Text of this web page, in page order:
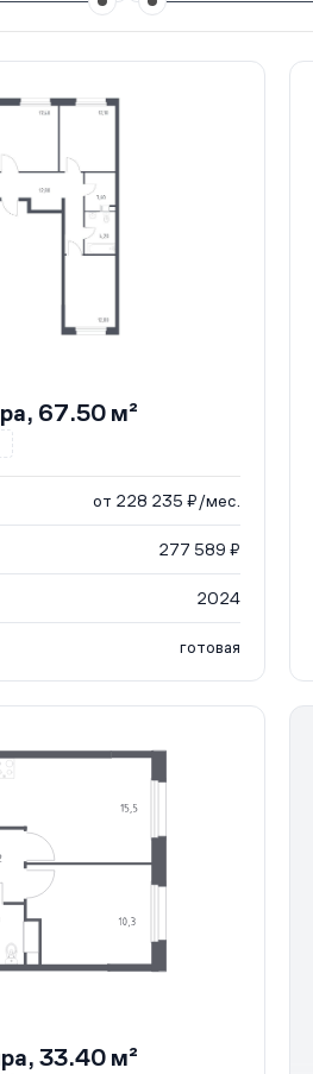
67.50 м²
от 228 235 ₽/мес.
277 589 ₽
2024
готовая
33.40 м²